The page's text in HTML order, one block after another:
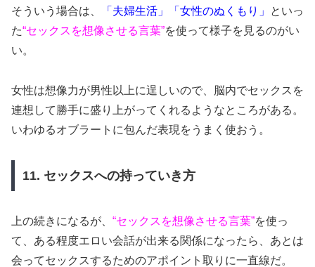
そういう場合は、 「夫婦生活」「女性のぬくもり」
といっ
た“セックスを想像させる言葉”を使って様子を見るのがい
い。
女性は想像力が男性以上に逞しいので、脳内でセックスを
連想して勝手に盛り上がってくれるようなところがある。
いわゆるオブラートに包んだ表現をうまく使おう。
11. セックスへの持っていき方
上の続きになるが、 “セックスを想像させる言葉”を使っ
て、ある程度エロい会話が出来る関係になったら、あとは
会ってセックスするためのアポイント取りに一直線だ。